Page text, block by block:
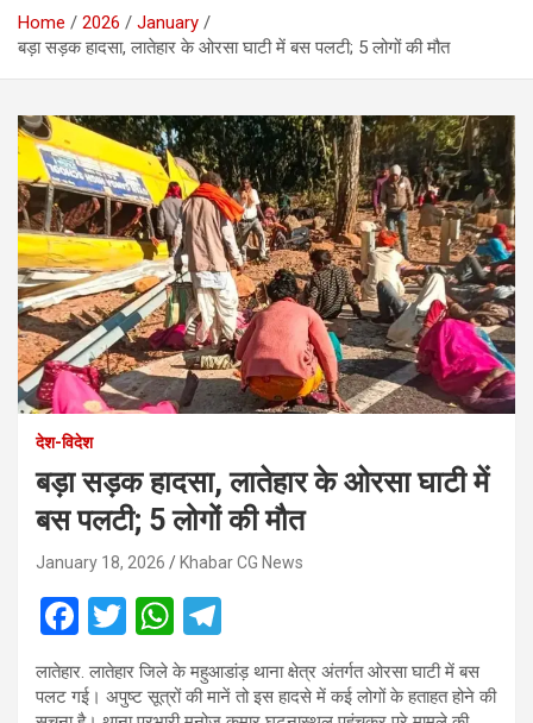
Home 2026
January
बड़ा सड़क हादसा, लातेहार के ओरसा घाटी में बस पलटी; 5 लोगों की मौत
देश-विदेश
बड़ा सड़क हादसा, लातेहार के ओरसा घाटी में
बस पलटी; 5 लोगों की मौत
January 18, 2026 Khabar CG News
F
a
ce
T
wi
tt
W
h
at
el
e
लातेहार. लातेहार जिले के महुआडांड़ थाना क्षेत्र अंतर्गत ओरसा घाटी में बस
पलट गई। अपुष्ट सूत्रों की मानें तो इस हादसे में कई लोगों के हताहत होने की